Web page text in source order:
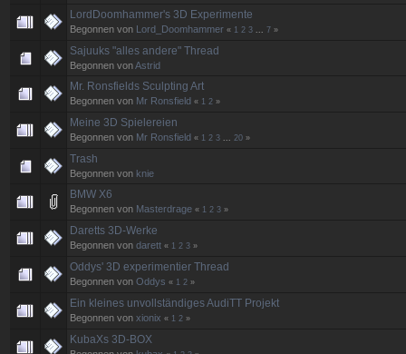
LordDoomhammer's 3D Experimente
Begonnen von Lord_Doomhammer « 1 2 3 ...7 »
Sajuuks "alles andere" Thread
Begonnen vonAstrid
Mr. Ronsfields Sculpting Art
Begonnen von Mr Ronsfield « 1 2 »
Meine 3D Spielereien
Begonnen von Mr Ronsfield « 1 2 3 ...20 »
Trash
Begonnen von knie
BMW X6
Begonnen von Masterdrage « 1 2 3 »
Daretts 3D-Werke
Begonnen vondarett « 1 2 3 »
Oddys' 3D experimentier Thread
Begonnen vonOddys « 1 2 »
Ein kleines unvollständiges AudiTT Projekt
Begonnen vonxionix « 1 2 »
KubaXs 3D-BOX